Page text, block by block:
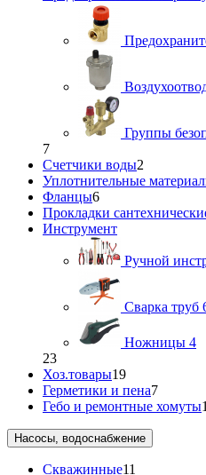
Группы
7
Счетчики воды2
Уплотнительные
Фланцы6
Прокладки
Инструмент
Ручной
Сварка труб
Ножницы 4
23
Хоз.товары19
Герметики и пена7
Гебо и ремонтные хомуты
Насосы, водоснабжение
Скважинные11